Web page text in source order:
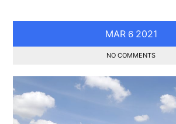
MAR 6 2021
NO COMMENTS